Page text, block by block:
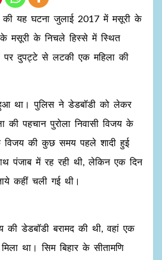
की यह घटना जुलाई 2017 में मसूरी के
मसूरी के निचले हिस्से में स्थित
दुपट्टे से लटकी एक महिला की
था। पुलिस ने डेडबॉडी को लेकर
की पहचान पुरोला निवासी विजय के
की कुछ समय पहले शादी हुई
पंजाब में रह रही थी, लेकिन एक दिन
कहीं चली गई थी।
डेडबॉडी बरामद की थी, वहां एक
था। सिम बिहार के सीतामणि